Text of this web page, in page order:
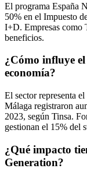
El programa España
50% en el Impuesto
I+D. Empresas como
beneficios.
¿Cómo influye
economía?
El sector representa
Málaga registraron
2023, según Tinsa.
gestionan el 15% del
¿Qué impacto
Generation?